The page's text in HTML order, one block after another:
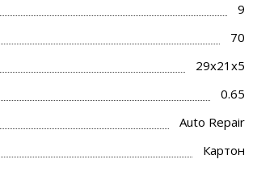
9
70
29x21x5
0.65
Auto Repair
Картон